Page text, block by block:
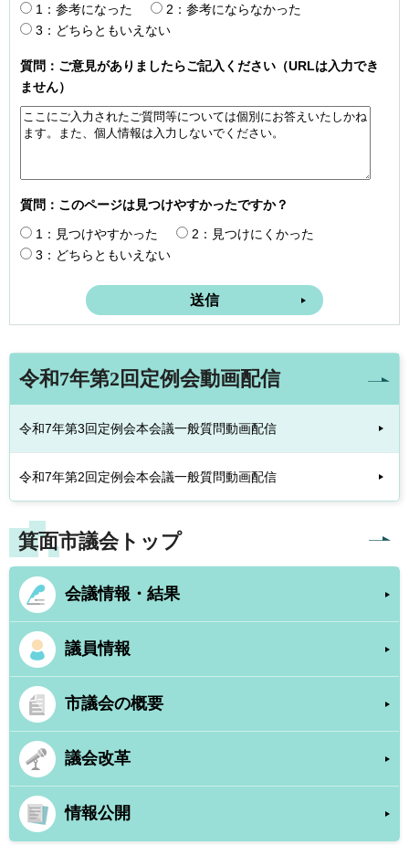
1：参考になった
2：参考にならなかった
3：どちらともいえない
質問：ご意見がありましたらご記入ください（URLは入力でき
ません）
質問：このページは見つけやすかったですか？
1：見つけやすかった
2：見つけにくかった
3：どちらともいえない
令和7年第2回定例会動画配信
令和7年第3回定例会本会議一般質問動画配信
令和7年第2回定例会本会議一般質問動画配信
箕面市議会トップ
会議情報・結果
議員情報
市議会の概要
議会改革
情報公開